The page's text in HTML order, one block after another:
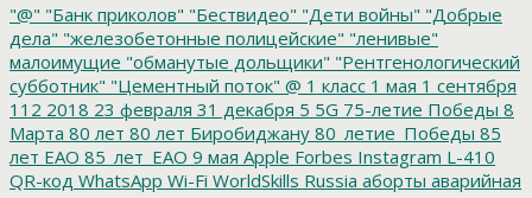
"@" "Банк приколов" "Бествидео" "Дети войны" "Добрые
дела" "железобетонные полицейские" "ленивые"
малоимущие "обманутые дольщики" "Рентгенологический
субботник" "Цементный поток" @ 1 класс 1 мая 1 сентября
112 2018 23 февраля 31 декабря 5 5G 75-летие Победы 8
Марта 80 лет 80 лет Биробиджану 80_летие_Победы 85
лет ЕАО 85_лет_ЕАО 9 мая Apple Forbes Instagram L-410
QR-код WhatsApp Wi-Fi WorldSkills Russia аборты аварийная